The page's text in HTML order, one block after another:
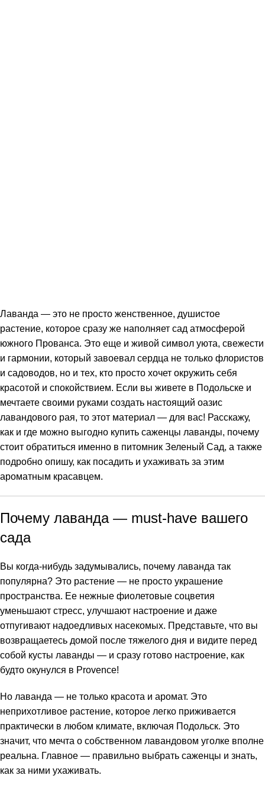
Лаванда — это не просто женственное, душистое
растение, которое сразу же наполняет сад атмосферой
южного Прованса. Это еще и живой символ уюта, свежести
и гармонии, который завоевал сердца не только флористов
и садоводов, но и тех, кто просто хочет окружить себя
красотой и спокойствием. Если вы живете в Подольске и
мечтаете своими руками создать настоящий оазис
лавандового рая, то этот материал — для вас! Расскажу,
как и где можно выгодно купить саженцы лаванды, почему
стоит обратиться именно в питомник Зеленый Сад, а также
подробно опишу, как посадить и ухаживать за этим
ароматным красавцем.
Почему лаванда — must-have вашего
сада
Вы когда-нибудь задумывались, почему лаванда так
популярна? Это растение — не просто украшение
пространства. Ее нежные фиолетовые соцветия
уменьшают стресс, улучшают настроение и даже
отпугивают надоедливых насекомых. Представьте, что вы
возвращаетесь домой после тяжелого дня и видите перед
собой кусты лаванды — и сразу готово настроение, как
будто окунулся в Provence!
Но лаванда — не только красота и аромат. Это
неприхотливое растение, которое легко приживается
практически в любом климате, включая Подольск. Это
значит, что мечта о собственном лавандовом уголке вполне
реальна. Главное — правильно выбрать саженцы и знать,
как за ними ухаживать.